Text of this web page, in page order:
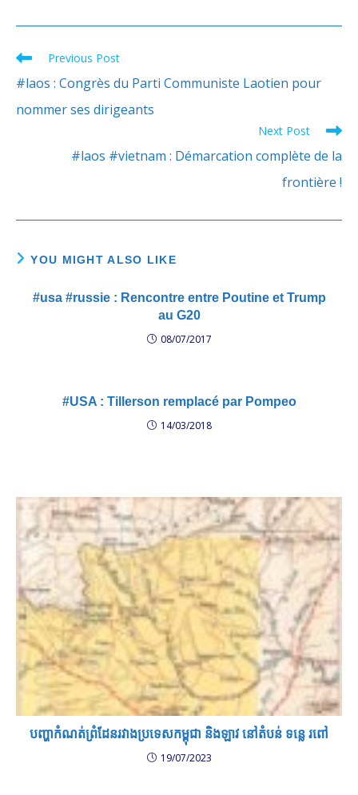
Read
more
Previous Post
#laos : Congrès du Parti Communiste Laotien pour
nommer ses dirigeants
Next Post
#laos #vietnam : Démarcation complète de la
frontière !
YOU MIGHT ALSO LIKE
#usa #russie : Rencontre entre Poutine et Trump
au G20
08/07/2017
#USA : Tillerson remplacé par Pompeo
14/03/2018
បញ្ហាកំណត់ព្រំដែនរវាងប្រទេសកម្ពុជា និងឡាវ នៅតំបន់ ទន្លេ រពៅ
19/07/2023